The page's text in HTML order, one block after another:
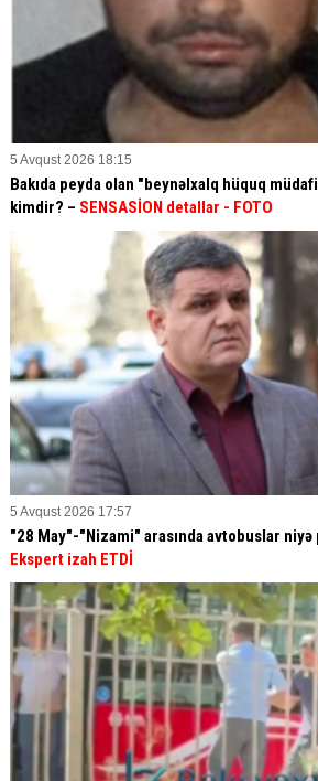
5 Avqust 2026 18:15
Bakıda peyda olan "beynəlxalq hüquq
kimdir? – SENSASİON detallar - FOTO
5 Avqust 2026 17:57
"28 May"-"Nizami" arasında avtobuslar
Ekspert izah ETDİ